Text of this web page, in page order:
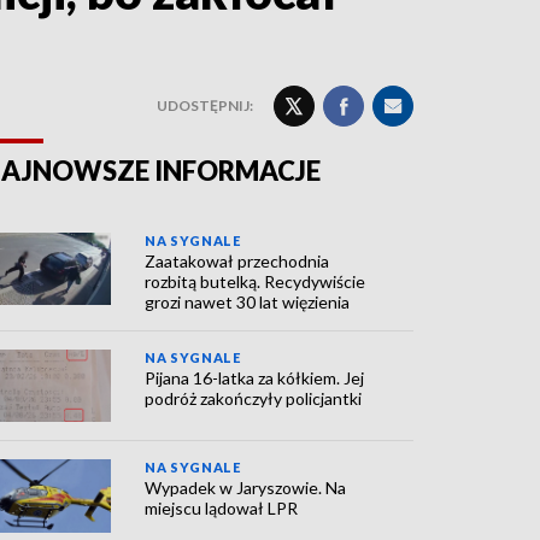
UDOSTĘPNIJ:
INFORMACJE
NA SYGNALE
Zaatakował przechodnia
rozbitą butelką. Recydywiście
grozi nawet 30 lat więzienia
NA SYGNALE
Pijana 16-latka za kółkiem. Jej
podróż zakończyły policjantki
NA SYGNALE
Wypadek w Jaryszowie. Na
miejscu lądował LPR